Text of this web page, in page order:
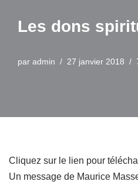
Les dons
par admin 27 janvier 2018
Cliquez sur le lien pour
Un message de Maurice